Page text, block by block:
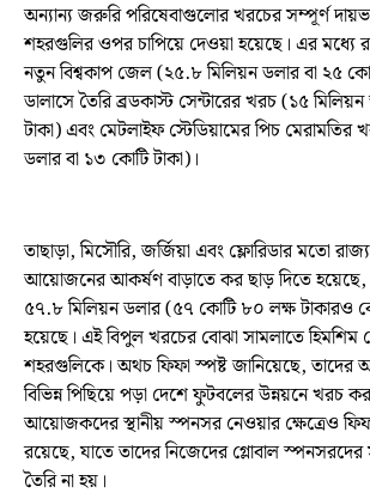
অন্যান্য জরুরি পরিষেবাগুলোর খরচের সম্পূর্ণ
শহরগুলির ওপর চাপিয়ে দেওয়া হয়েছে। এর মধ্যে
নতুন বিশ্বকাপ জেল (২৫.৮ মিলিয়ন ডলার বা ২৫
ডালাসে তৈরি ব্রডকাস্ট সেন্টারের খরচ (১৫
টাকা) এবং মেটলাইফ স্টেডিয়ামের পিচ মেরামতির
ডলার বা ১৩ কোটি টাকা)।
তাছাড়া, মিসৌরি, জর্জিয়া এবং ফ্লোরিডার মতো
আয়োজনের আকর্ষণ বাড়াতে কর ছাড় দিতে হয়েছে,
৫৭.৮ মিলিয়ন ডলার (৫৭ কোটি ৮০ লক্ষ টাকারও
হয়েছে। এই বিপুল খরচের বোঝা সামলাতে হিমশিম
শহরগুলিকে। অথচ ফিফা স্পষ্ট জানিয়েছে, তাদের
বিভিন্ন পিছিয়ে পড়া দেশে ফুটবলের উন্নয়নে খরচ
আয়োজকদের স্থানীয় স্পনসর নেওয়ার ক্ষেত্রেও
রয়েছে, যাতে তাদের নিজেদের গ্লোবাল
তৈরি না হয়।